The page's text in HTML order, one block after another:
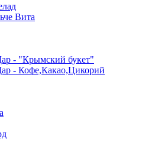
Вита
- "Крымский букет"
- Кофе,Какао,Цикорий